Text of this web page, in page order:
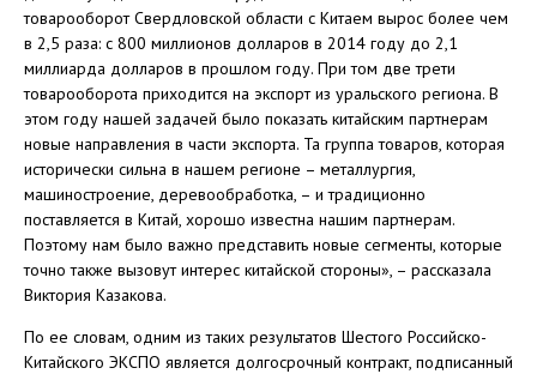
товарооборот Свердловской области с Китаем вырос более чем
в 2,5 раза: с 800 миллионов долларов в 2014 году до 2,1
миллиарда долларов в прошлом году. При том две трети
товарооборота приходится на экспорт из уральского региона. В
этом году нашей задачей было показать китайским партнерам
новые направления в части экспорта. Та группа товаров, которая
исторически сильна в нашем регионе – металлургия,
машиностроение, деревообработка, – и традиционно
поставляется в Китай, хорошо известна нашим партнерам.
Поэтому нам было важно представить новые сегменты, которые
точно также вызовут интерес китайской стороны», – рассказала
Виктория Казакова.
По ее словам, одним из таких результатов Шестого Российско-
Китайского ЭКСПО является долгосрочный контракт, подписанный